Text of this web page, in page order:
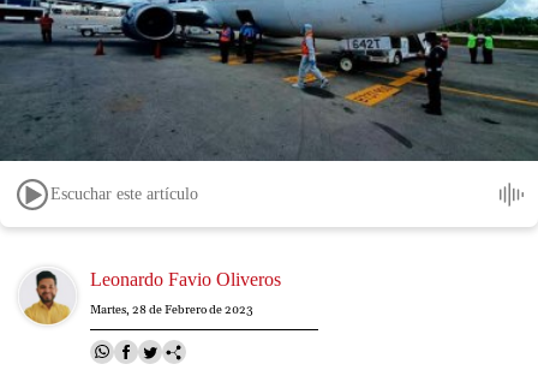
Escuchar este artículo
Image Leonardo Favio Oliveros
Martes, 28 de Febrero de 2023